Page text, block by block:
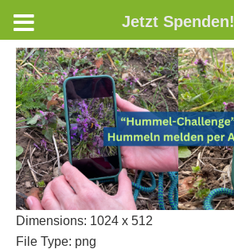
Dimensions: 1024 x 512
File Type: png
Jetzt Spenden!